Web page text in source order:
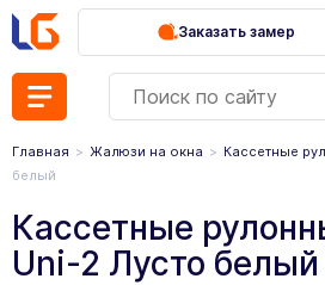
Заказать замер
Главная Жалюзи на окна Кассетные
белый
Кассетные
Uni-2 Лусто белый